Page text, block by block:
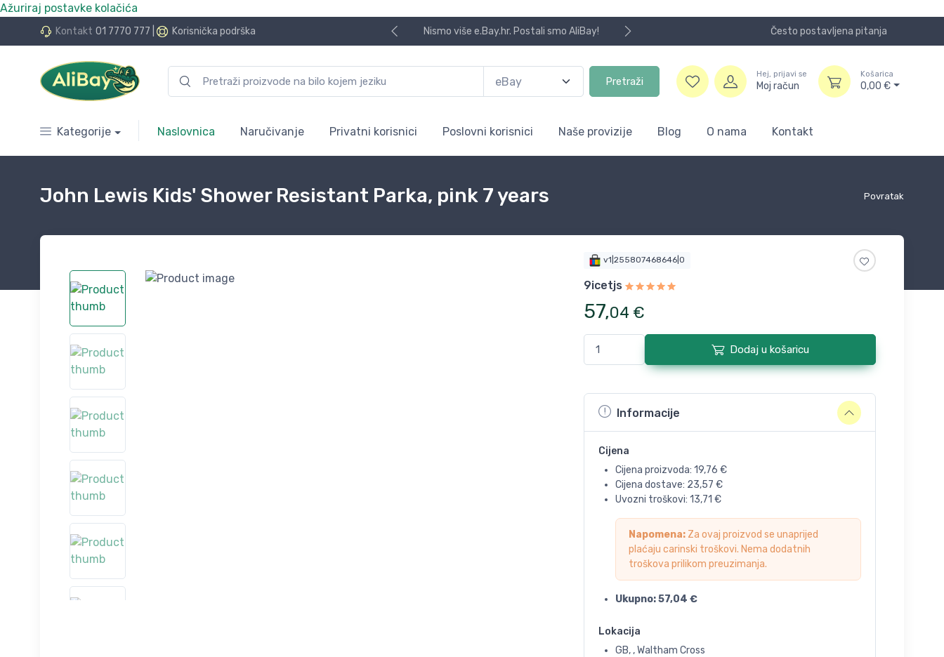
Ažuriraj postavke kolačića
Kontakt 01 7770 777 Korisnička podrška
24 rate bez kamata Nismo više e.Bay.hr. Postali smo AliBay! Često postavljena pitanja
Pretraži
Hej, prijavi se
Moj račun
Košarica
0,00 €
Kategorije Naslovnica Naručivanje Privatni korisnici Poslovni korisnici Naše provizije Blog O nama Kontakt
Povratak
John Lewis Kids' Shower Resistant Parka, pink 7 years
v1|255807468646|0
9icetjs
57,04 €
Dodaj u košaricu
Informacije
Cijena
Cijena proizvoda: 19,76 €
Cijena dostave: 23,57 €
Uvozni troškovi: 13,71 €
Napomena:Za ovaj proizvod se unaprijed
plaćaju carinski troškovi. Nema dodatnih
troškova prilikom preuzimanja.
Ukupno:57,04 €
Lokacija
GB, , Waltham Cross